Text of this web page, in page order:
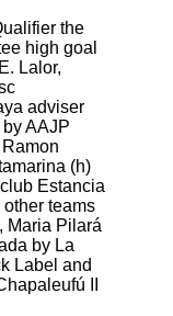
the
high goal
Lalor,
adviser
AAJP
(h)
Estancia
other teams
Maria Pilará
by La
Label and
II